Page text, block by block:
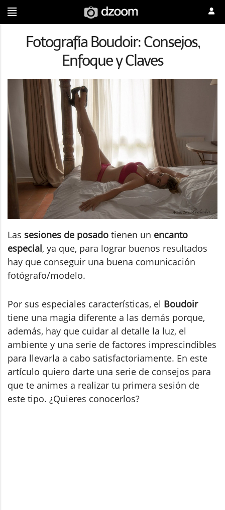
Fotografía Boudoir: Consejos,
Enfoque y Claves
Las sesiones de posado tienen un encanto
especial, ya que, para lograr buenos resultados
hay que conseguir una buena comunicación
fotógrafo/modelo.
Por sus especiales características, el Boudoir
tiene una magia diferente a las demás porque,
además, hay que cuidar al detalle la luz, el
ambiente y una serie de factores imprescindibles
para llevarla a cabo satisfactoriamente. En este
artículo quiero darte una serie de consejos para
que te animes a realizar tu primera sesión de
este tipo. ¿Quieres conocerlos?